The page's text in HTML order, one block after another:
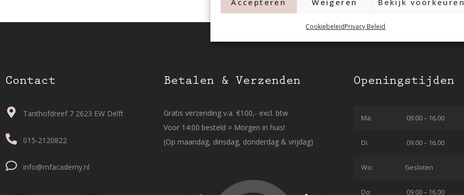
CookiebeleidPrivacy Beleid
Contact
Tanthofdreef 7 2623 EW Delft
015-2120822
info@mfacademy.nl
Betalen & Verzenden
Gratis verzending v.a. €100,- excl. btw
Voor 14:00 besteld = Morgen in huis!
(Op maandag, dinsdag, donderdag & vrijdag)
Openingstijden
Ma: 09.00 – 16.00
Di: 09.00 – 16.00
Wo: Gesloten
Do: 09.00 – 16.00